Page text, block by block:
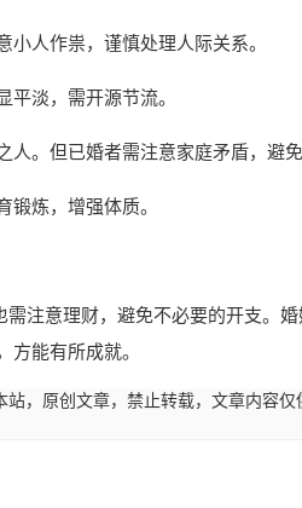
人作祟，谨慎处理人际关系。
淡，需开源节流。
。但已婚者需注意家庭矛盾，避免
炼，增强体质。
注意理财，避免不必要的开支。
能有所成就。
，原创文章，禁止转载，文章内容仅